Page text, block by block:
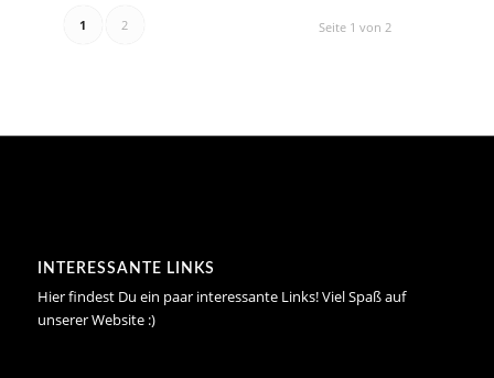
Seite 1 von 2
1 2
INTERESSANTE LINKS
Hier findest Du ein paar interessante Links! Viel Spaß auf
unserer Website :)